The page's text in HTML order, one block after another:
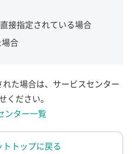
接指定されている場合
合
た場合は、サービスセンター
ください。
ンター一覧
トップに戻る